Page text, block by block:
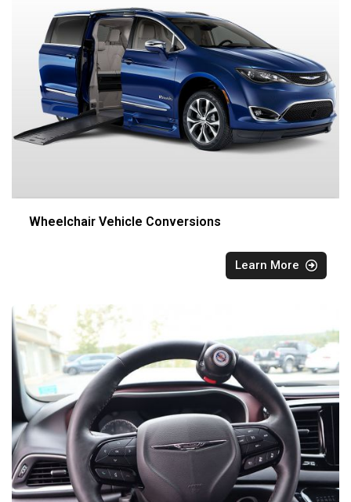
Wheelchair Vehicle Conversions
Learn More